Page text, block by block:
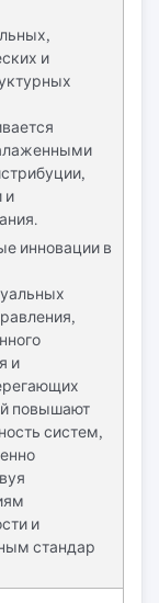
и
и
инновации в
и
повышают
систем,
и
стандар